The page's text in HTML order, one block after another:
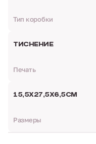
Тип коробки
ТИСНЕНИЕ
Печать
15,5Х27,5Х6,5СМ
Размеры